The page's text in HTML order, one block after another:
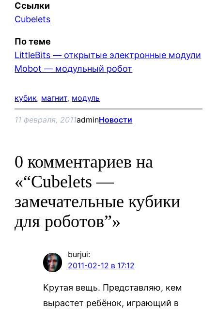
Ссылки
Cubelets
По теме
LittleBits — открытые электронные модули
Mobot — модульный робот
кубик, магнит, модуль
11 февраля, 2011adminНовости
0 комментариев на
«“Cubelets —
замечательные кубики
для роботов”»
burjui:
2011-02-12 в 17:12
Крутая вещь. Представляю, кем
вырастет ребёнок, играющий в